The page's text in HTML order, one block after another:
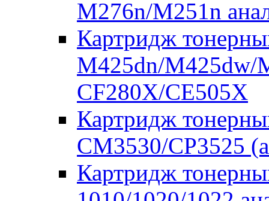
M276n/M251n
Картридж
M425dn/M425dw/
CF280X/CE505X
Картридж
CM3530/CP3525
Картридж